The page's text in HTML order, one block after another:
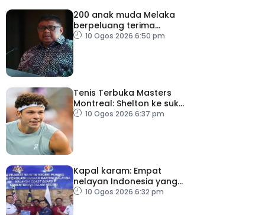
200 anak muda Melaka
berpeluang terima
manfaat Dana
10 Ogos 2026 6:50 pm
Tenis Terbuka Masters
Montreal: Shelton ke suku
akhir10 Ogos 2026 6:37 pm
Kapal karam: Empat
nelayan Indonesia yang
terselamat diserah
10 Ogos 2026 6:32 pm